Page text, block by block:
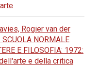
Rogier van der
NORMALE
E FILOSOFIA: 1972:
e della critica